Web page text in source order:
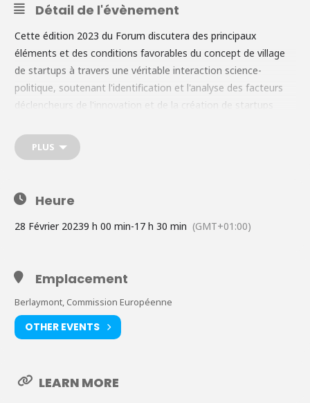
Détail de l'évènement
Cette édition 2023 du Forum discutera des principaux
éléments et des conditions favorables du concept de village
de startups à travers une véritable interaction science-
politique, soutenant l'identification et l'analyse des facteurs
déclencheurs de l'innovation et de la création de startups
une vision plus large des zones rurales de l'UE. En 2021, la
Commission européenne a défini une vision à long terme pour
domaines d'action pour des zones et des communautés
rurales plus fortes, connectées, résilientes et prospères d'ici
2040.
PLUS
Heure
28 Février 20239 h 00 min-17 h 30 min (GMT+01:00)
Emplacement
Berlaymont, Commission Européenne
OTHER EVENTS
LEARN MORE